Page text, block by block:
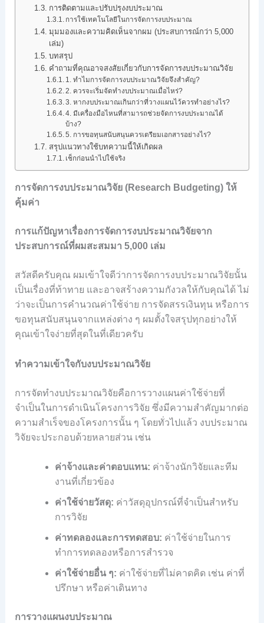
การติดตามและปรับปรุงงบประมาณ
การใช้เทคโนโลยีในการจัดการงบประมาณ
มุมมองและความคิดเห็นจากผม (ประสบการณ์กว่า 5,000
เล่ม)
บทสรุป
คำถามที่คุณอาจสงสัยเกี่ยวกับการจัดการงบประมาณวิจัย
1. ทำไมการจัดการงบประมาณวิจัยจึงสำคัญ?
2. ควรจะเริ่มจัดทำงบประมาณเมื่อไหร่?
3. หากงบประมาณเกินกว่าที่วางแผนไว้ควรทำอย่างไร?
4. มีเครื่องมือไหนที่สามารถช่วยจัดการงบประมาณได้
บ้าง?
5. การขอทุนสนับสนุนควรเตรียมเอกสารอย่างไร?
สรุปแนวทางใช้บทความนี้ให้เกิดผล
เช็กก่อนนำไปใช้จริง
การจัดการงบประมาณวิจัย (Research Budgeting) ให้
คุ้มค่า
การแก้ปัญหาเรื่องการจัดการงบประมาณวิจัยจาก
ประสบการณ์ที่ผมสะสมมา 5,000 เล่ม
สวัสดีครับคุณ ผมเข้าใจดีว่าการจัดการงบประมาณวิจัยนั้น
เป็นเรื่องที่ท้าทาย และอาจสร้างความกังวลให้กับคุณได้ ไม่
ว่าจะเป็นการคำนวณค่าใช้จ่าย การจัดสรรเงินทุน หรือการ
ขอทุนสนับสนุนจากแหล่งต่าง ๆ ผมตั้งใจสรุปทุกอย่างให้
คุณเข้าใจง่ายที่สุดในที่เดียวครับ
ทำความเข้าใจกับงบประมาณวิจัย
การจัดทำงบประมาณวิจัยคือการวางแผนค่าใช้จ่ายที่
จำเป็นในการดำเนินโครงการวิจัย ซึ่งมีความสำคัญมากต่อ
ความสำเร็จของโครงการนั้น ๆ โดยทั่วไปแล้ว งบประมาณ
วิจัยจะประกอบด้วยหลายส่วน เช่น
ค่าจ้างและค่าตอบแทน: ค่าจ้างนักวิจัยและทีม
งานที่เกี่ยวข้อง
ค่าใช้จ่ายวัสดุ: ค่าวัสดุอุปกรณ์ที่จำเป็นสำหรับ
การวิจัย
ค่าทดลองและการทดสอบ: ค่าใช้จ่ายในการ
ทำการทดลองหรือการสำรวจ
ค่าใช้จ่ายอื่น ๆ: ค่าใช้จ่ายที่ไม่คาดคิด เช่น ค่าที่
ปรึกษา หรือค่าเดินทาง
การวางแผนงบประมาณ